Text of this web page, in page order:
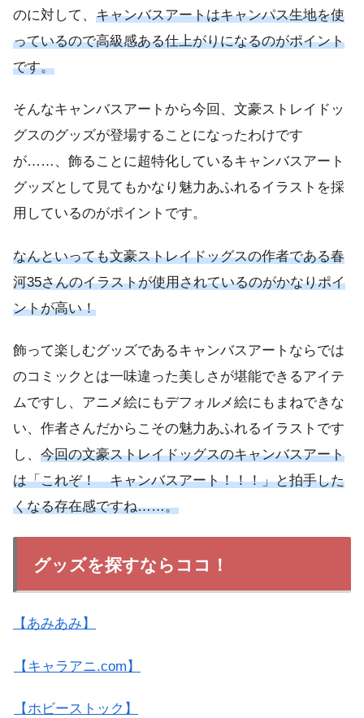
のに対して、 キャンバスアートはキャンパス生地を使
っているので高級感ある仕上がりになるのがポイント
です。
そんなキャンバスアートから今回、文豪ストレイドッ
グスのグッズが登場することになったわけです
が……、飾ることに超特化しているキャンバスアート
グッズとして見てもかなり魅力あふれるイラストを採
用しているのがポイントです。
なんといっても文豪ストレイドッグスの作者である春
河35さんのイラストが使用されているのがかなりポイ
ントが高い！
飾って楽しむグッズであるキャンバスアートならでは
のコミックとは一味違った美しさが堪能できるアイテ
ムですし、アニメ絵にもデフォルメ絵にもまねできな
い、作者さんだからこその魅力あふれるイラストです
し、 今回の文豪ストレイドッグスのキャンバスアート
は「これぞ！ キャンバスアート！！！」と拍手した
くなる存在感ですね……。
グッズを探すならココ！
【あみあみ】
【キャラアニ.com】
【ホビーストック】